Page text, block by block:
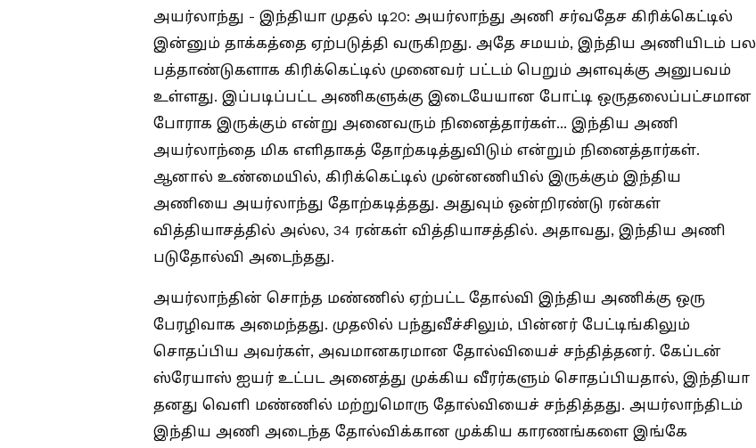
அயர்லாந்து - இந்தியா முதல் டி20: அயர்லாந்து அணி சர்வதேச கிரிக்கெட்டில்
இன்னும் தாக்கத்தை ஏற்படுத்தி வருகிறது. அதே சமயம், இந்திய அணியிடம் பல
பத்தாண்டுகளாக கிரிக்கெட்டில் முனைவர் பட்டம் பெறும் அளவுக்கு அனுபவம்
உள்ளது. இப்படிப்பட்ட அணிகளுக்கு இடையேயான போட்டி ஒருதலைப்பட்சமான
போராக இருக்கும் என்று அனைவரும் நினைத்தார்கள்... இந்திய அணி
அயர்லாந்தை மிக எளிதாகத் தோற்கடித்துவிடும் என்றும் நினைத்தார்கள்.
ஆனால் உண்மையில், கிரிக்கெட்டில் முன்னணியில் இருக்கும் இந்திய
அணியை அயர்லாந்து தோற்கடித்தது. அதுவும் ஒன்றிரண்டு ரன்கள்
வித்தியாசத்தில் அல்ல, 34 ரன்கள் வித்தியாசத்தில். அதாவது, இந்திய அணி
படுதோல்வி அடைந்தது.
அயர்லாந்தின் சொந்த மண்ணில் ஏற்பட்ட தோல்வி இந்திய அணிக்கு ஒரு
பேரழிவாக அமைந்தது. முதலில் பந்துவீச்சிலும், பின்னர் பேட்டிங்கிலும்
சொதப்பிய அவர்கள், அவமானகரமான தோல்வியைச் சந்தித்தனர். கேப்டன்
ஸ்ரேயாஸ் ஐயர் உட்பட அனைத்து முக்கிய வீரர்களும் சொதப்பியதால், இந்தியா
தனது வெளி மண்ணில் மற்றுமொரு தோல்வியைச் சந்தித்தது. அயர்லாந்திடம்
இந்திய அணி அடைந்த தோல்விக்கான முக்கிய காரணங்களை இங்கே